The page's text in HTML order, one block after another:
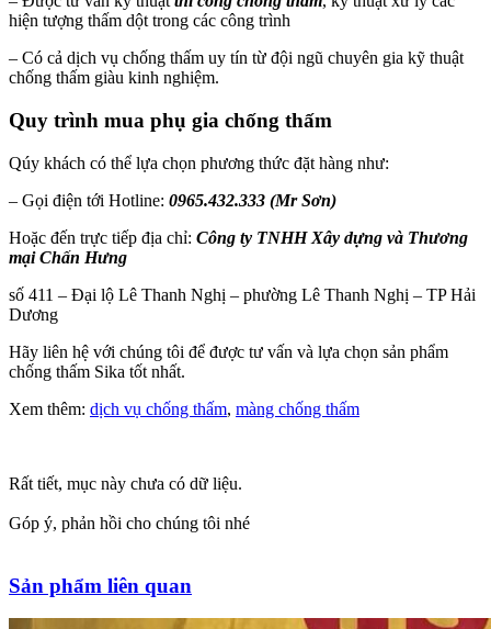
hiện tượng thấm dột trong các công trình
– Có cả dịch vụ chống thấm uy tín từ đội ngũ chuyên gia kỹ thuật
chống thấm giàu kinh nghiệm.
Quy trình mua phụ gia chống thấm
Qúy khách có thể lựa chọn phương thức đặt hàng như:
– Gọi điện tới Hotline: 0965.432.333 (Mr Sơn)
Hoặc đến trực tiếp địa chỉ: Công ty TNHH Xây dựng và Thương
mại Chấn Hưng
số 411 – Đại lộ Lê Thanh Nghị – phường Lê Thanh Nghị – TP Hải
Dương
Hãy liên hệ với chúng tôi để được tư vấn và lựa chọn sản phẩm
chống thấm Sika tốt nhất.
Xem thêm: dịch vụ chống thấm, màng chống thấm
Rất tiết, mục này chưa có dữ liệu.
Góp ý, phản hồi cho chúng tôi nhé
Sản phẩm liên quan